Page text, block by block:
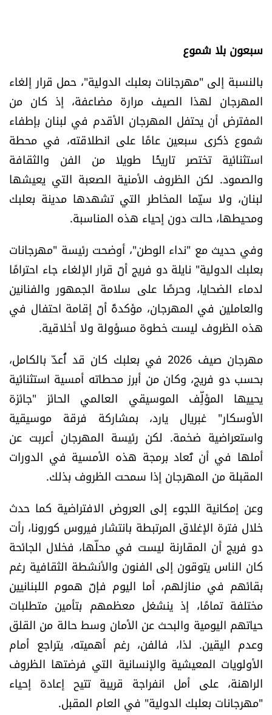
العالم
الصحافة الإسرائيلية
ثقافة وفنون
فصل من كتاب
اقرأ تضحك
كاميرا
سجالات
صحّة وصحن
الرياضة
منوّعات
حظّك اليوم
للتاريخ
فيديو
من نحن
للتواصل معنا
شروط الاستخدام
شروط الإشتراك
Digital solutions by
سبعون بلا شموع
بالنسبة إلى "مهرجانات بعلبك الدولية"، حمل قرار إلغاء
المهرجان لهذا الصيف مرارة مضاعفة، إذ كان من
المفترض أن يحتفل المهرجان الأقدم في لبنان بإطفاء
شموع ذكرى سبعين عامًا على انطلاقته، في محطة
استثنائية تختصر تاريخًا طويلا من الفن والثقافة
والصمود. لكن الظروف الأمنية الصعبة التي يعيشها
لبنان، ولا سيّما المخاطر التي تشهدها مدينة بعلبك
ومحيطها، حالت دون إحياء هذه المناسبة.
وفي حديث مع "نداء الوطن"، أوضحت رئيسة "مهرجانات
بعلبك الدولية" نايلة دو فريج أنّ قرار الإلغاء جاء احترامًا
لدماء الضحايا، وحرصًا على سلامة الجمهور والفنانين
والعاملين في المهرجان، مؤكدةً أنّ إقامة احتفال في
هذه الظروف ليست خطوة مسؤولة ولا أخلاقية.
مهرجان صيف 2026 في بعلبك كان قد أُعدّ بالكامل،
بحسب دو فريج، وكان من أبرز محطاته أمسية استثنائية
يحييها المؤلِّف الموسيقي العالمي الحائز "جائزة
الأوسكار" غبريال يارد، بمشاركة فرقة موسيقية
واستعراضية ضخمة. لكن رئيسة المهرجان أعربت عن
أملها في أن تُعاد برمجة هذه الأمسية في الدورات
المقبلة من المهرجان إذا سمحت الظروف بذلك.
وعن إمكانية اللجوء إلى العروض الافتراضية كما حدث
خلال فترة الإغلاق المرتبطة بانتشار فيروس كورونا، رأت
دو فريج أن المقارنة ليست في محلّها، فخلال الجائحة
كان الناس يتوقون إلى الفنون والأنشطة الثقافية رغم
بقائهم في منازلهم، أما اليوم فإنّ هموم اللبنانيين
مختلفة تمامًا، إذ ينشغل معظمهم بتأمين متطلبات
حياتهم اليومية والبحث عن الأمان وسط حالة من القلق
وعدم اليقين. لذا، فالفن، رغم أهميته، يتراجع أمام
الأولويات المعيشية والإنسانية التي فرضتها الظروف
الراهنة، على أمل انفراجة قريبة تتيح إعادة إحياء
"مهرجانات بعلبك الدولية" في العام المقبل.